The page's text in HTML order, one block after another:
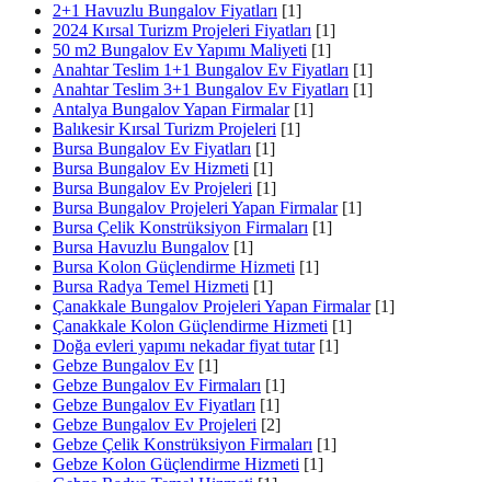
2+1 Havuzlu Bungalov Fiyatları [1]
2024 Kırsal Turizm Projeleri Fiyatları [1]
50 m2 Bungalov Ev Yapımı Maliyeti [1]
Anahtar Teslim 1+1 Bungalov Ev Fiyatları [1]
Anahtar Teslim 3+1 Bungalov Ev Fiyatları [1]
Antalya Bungalov Yapan Firmalar [1]
Balıkesir Kırsal Turizm Projeleri [1]
Bursa Bungalov Ev Fiyatları [1]
Bursa Bungalov Ev Hizmeti [1]
Bursa Bungalov Ev Projeleri [1]
Bursa Bungalov Projeleri Yapan Firmalar [1]
Bursa Çelik Konstrüksiyon Firmaları [1]
Bursa Havuzlu Bungalov [1]
Bursa Kolon Güçlendirme Hizmeti [1]
Bursa Radya Temel Hizmeti [1]
Çanakkale Bungalov Projeleri Yapan Firmalar [1]
Çanakkale Kolon Güçlendirme Hizmeti [1]
Doğa evleri yapımı nekadar fiyat tutar [1]
Gebze Bungalov Ev [1]
Gebze Bungalov Ev Firmaları [1]
Gebze Bungalov Ev Fiyatları [1]
Gebze Bungalov Ev Projeleri [2]
Gebze Çelik Konstrüksiyon Firmaları [1]
Gebze Kolon Güçlendirme Hizmeti [1]